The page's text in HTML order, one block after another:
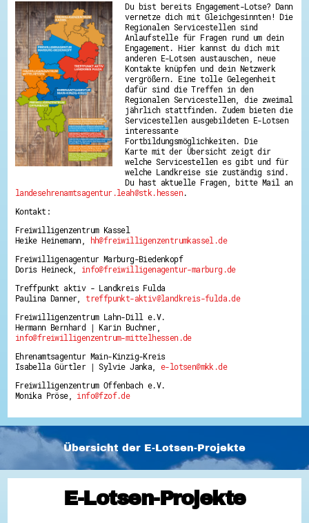
Du bist bereits Engagement-Lotse? Dann
vernetze dich mit Gleichgesinnten! Die
Regionalen Servicestellen sind
Anlaufstelle für Fragen rund um dein
Engagement. Hier kannst du dich mit
anderen E-Lotsen austauschen, neue
Kontakte knüpfen und dein Netzwerk
vergrößern. Eine tolle Gelegenheit
dafür sind die Treffen in den
Regionalen Servicestellen, die zweimal
jährlich stattfinden. Zudem bieten die
Servicestellen ausgebildeten E-Lotsen
interessante
Fortbildungsmöglichkeiten. Die
Karte mit der Übersicht zeigt dir
welche Servicestellen es gibt und für
welche Landkreise sie zuständig sind.
Du hast aktuelle Fragen, bitte Mail an
landesehrenamtsagentur.leah@stk.hessen.
Kontakt:
Freiwilligenzentrum Kassel
Heike Heinemann,
hh@freiwilligenzentrumkassel.de
Freiwilligenagentur Marburg-Biedenkopf
Doris Heineck, info@freiwilligenagentur-marburg.de
Treffpunkt aktiv - Landkreis Fulda
Paulina Danner,treffpunkt-aktiv@landkreis-fulda.de
Freiwilligenzentrum Lahn-Dill e.V.
Hermann Bernhard | Karin Buchner,
info@freiwilligenzentrum-mittelhessen.de
Ehrenamtsagentur Main-Kinzig-Kreis
Isabella Gürtler | Sylvie Janka,e-lotsen@mkk.de
Freiwilligenzentrum Offenbach e.V.
Monika Pröse, info@fzof.de
Übersicht der E-Lotsen-Projekte
E-Lotsen-Projekte